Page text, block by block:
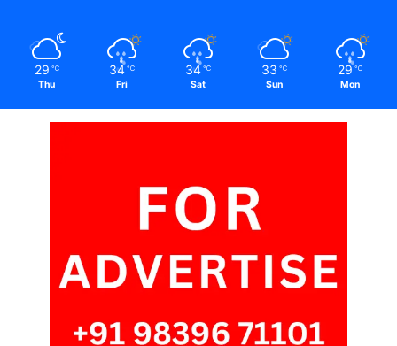
29 ℃
Thu
34 ℃
Fri
34 ℃
Sat
33 ℃
Sun
29 ℃
Mon